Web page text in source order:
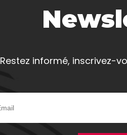
Restez informé, inscrivez-